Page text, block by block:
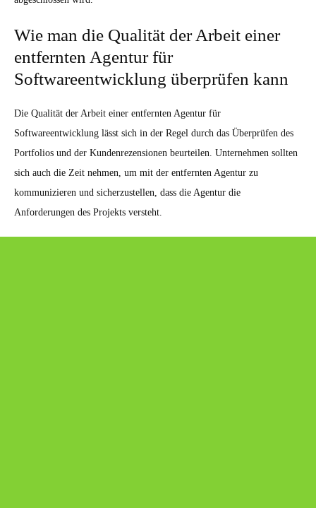
Wie man die Qualität der Arbeit einer
entfernten Agentur für
Softwareentwicklung überprüfen kann
Die Qualität der Arbeit einer entfernten Agentur für
Softwareentwicklung lässt sich in der Regel durch das Überprüfen des
Portfolios und der Kundenrezensionen beurteilen. Unternehmen sollten
sich auch die Zeit nehmen, um mit der entfernten Agentur zu
kommunizieren und sicherzustellen, dass die Agentur die
Anforderungen des Projekts versteht.